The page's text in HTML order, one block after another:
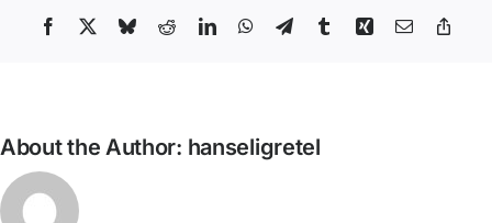
en
Facebook BlueskyRedditLinkedInWhatsApp
TelegramTumblrXing Email
About the Author: hanseligretel